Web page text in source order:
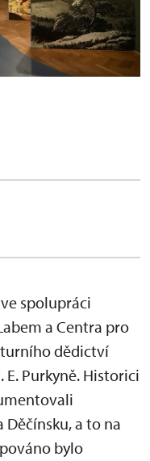
spolupráci
a Centra pro
dědictví
Purkyně. Historici
a to na
bylo